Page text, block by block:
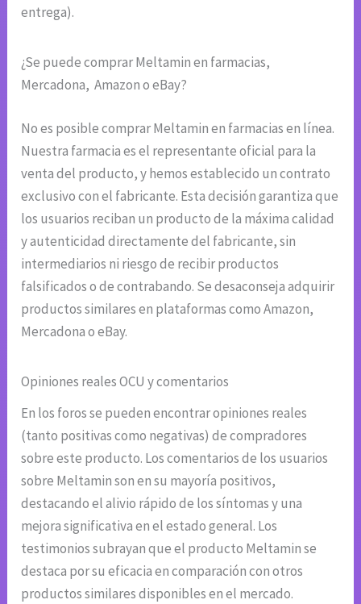
entrega).
¿Se puede comprar Meltamin en farmacias,
Mercadona, Amazon o eBay?
No es posible comprar Meltamin en farmacias en línea.
Nuestra farmacia es el representante oficial para la
venta del producto, y hemos establecido un contrato
exclusivo con el fabricante. Esta decisión garantiza que
los usuarios reciban un producto de la máxima calidad
y autenticidad directamente del fabricante, sin
intermediarios ni riesgo de recibir productos
falsificados o de contrabando. Se desaconseja adquirir
productos similares en plataformas como Amazon,
Mercadona o eBay.
Opiniones reales OCU y comentarios
En los foros se pueden encontrar opiniones reales
(tanto positivas como negativas) de compradores
sobre este producto. Los comentarios de los usuarios
sobre Meltamin son en su mayoría positivos,
destacando el alivio rápido de los síntomas y una
mejora significativa en el estado general. Los
testimonios subrayan que el producto Meltamin se
destaca por su eficacia en comparación con otros
productos similares disponibles en el mercado.